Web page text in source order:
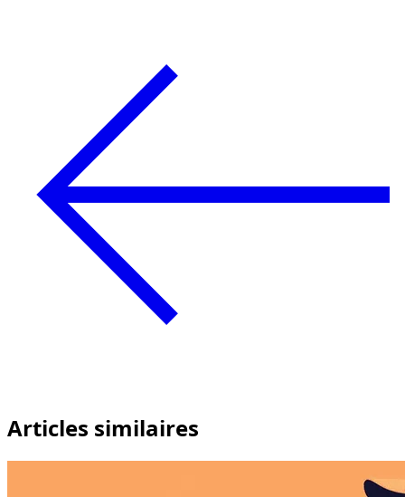
Articles similaires